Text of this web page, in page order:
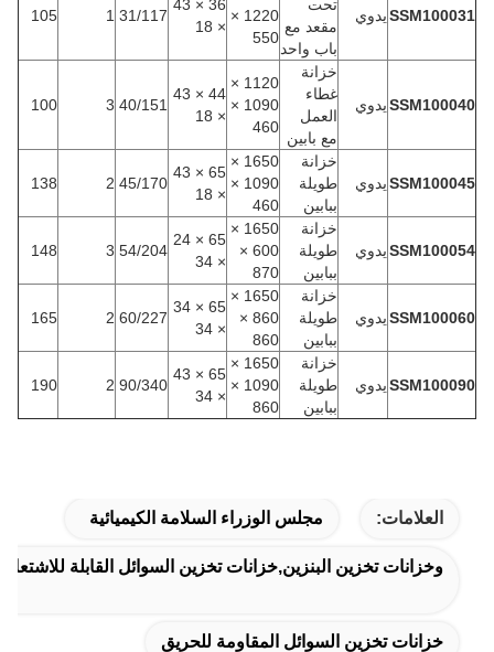
SSM100031يدوي
تحت
مقعد مع
باب واحد
1220 ×
550
36 × 43
× 18
31/117
1
105
SSM100040يدوي
خزانة
غطاء
العمل
مع بابين
1120 ×
1090 ×
460
44 × 43
× 18
40/151
3
100
SSM100045يدوي
خزانة
طويلة
ببابين
1650 ×
1090 ×
460
65 × 43
× 18
45/170
2
138
SSM100054يدوي
خزانة
طويلة
ببابين
1650 ×
600 ×
870
65 × 24
× 34
54/204
3
148
SSM100060يدوي
خزانة
طويلة
ببابين
1650 ×
860 ×
860
65 × 34
× 34
60/227
2
165
SSM100090يدوي
خزانة
طويلة
ببابين
1650 ×
1090 ×
860
65 × 43
× 34
90/340
2
190
العلامات: مجلس الوزراء السلامة الكيميائية
وخزانات تخزين البنزين,خزانات تخزين السوائل القابلة للاشتعال
خزانات تخزين السوائل المقاومة للحريق